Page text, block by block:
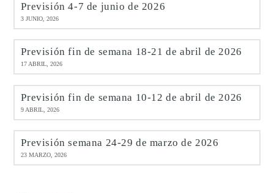
Previsión 4-7 de junio de 2026
3 JUNIO, 2026
Previsión fin de semana 18-21 de abril de 2026
17 ABRIL, 2026
Previsión fin de semana 10-12 de abril de 2026
9 ABRIL, 2026
Previsión semana 24-29 de marzo de 2026
23 MARZO, 2026